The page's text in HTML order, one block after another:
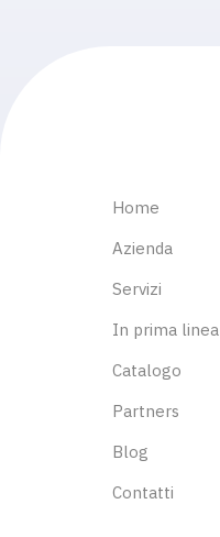
Home
Azienda
Servizi
In prima linea
Catalogo
Partners
Blog
Contatti